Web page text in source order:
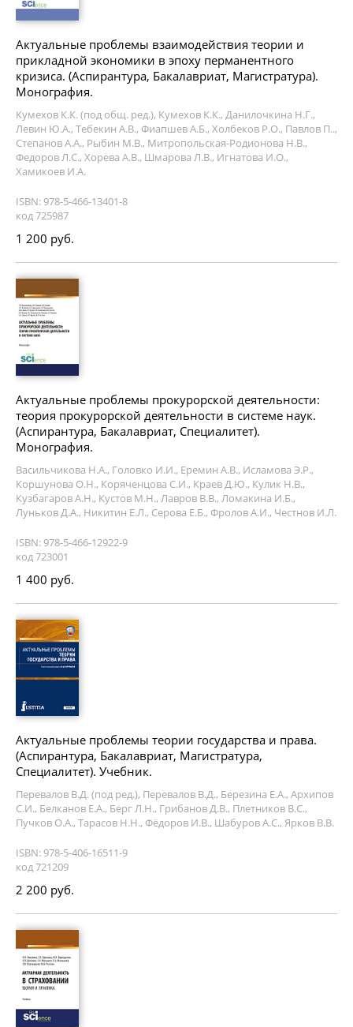
Актуальные проблемы взаимодействия теории и
прикладной экономики в эпоху перманентного
кризиса. (Аспирантура, Бакалавриат, Магистратура).
Монография.
Кумехов К.К. (под общ. ред.), Кумехов К.К., Данилочкина Н.Г.,
Левин Ю.А., Тебекин А.В., Фиапшев А.Б., Холбеков Р.О., Павлов П..,
Степанов А.А., Рыбин М.В., Митропольская-Родионова Н.В.,
Федоров Л.С., Хорева А.В., Шмарова Л.В., Игнатова И.О.,
Хамикоев И.А.
ISBN: 978-5-466-13401-8
код 725987
1 200 руб.
Актуальные проблемы прокурорской деятельности:
теория прокурорской деятельности в системе наук.
(Аспирантура, Бакалавриат, Специалитет).
Монография.
Васильчикова Н.А., Головко И.И., Еремин А.В., Исламова Э.Р.,
Коршунова О.Н., Коряченцова С.И., Краев Д.Ю., Кулик Н.В.,
Кузбагаров А.Н., Кустов М.Н., Лавров В.В., Ломакина И.Б.,
Луньков Д.А., Никитин Е.Л., Серова Е.Б., Фролов А.И., Честнов И.Л.
ISBN: 978-5-466-12922-9
код 723001
1 400 руб.
Актуальные проблемы теории государства и права.
(Аспирантура, Бакалавриат, Магистратура,
Специалитет). Учебник.
Перевалов В.Д. (под ред.), Перевалов В.Д., Березина Е.А., Архипов
С.И., Белканов Е.А., Берг Л.Н., Грибанов Д.В., Плетников В.С.,
Пучков О.А., Тарасов Н.Н., Фёдоров И.В., Шабуров А.С., Ярков В.В.
ISBN: 978-5-406-16511-9
код 721209
2 200 руб.